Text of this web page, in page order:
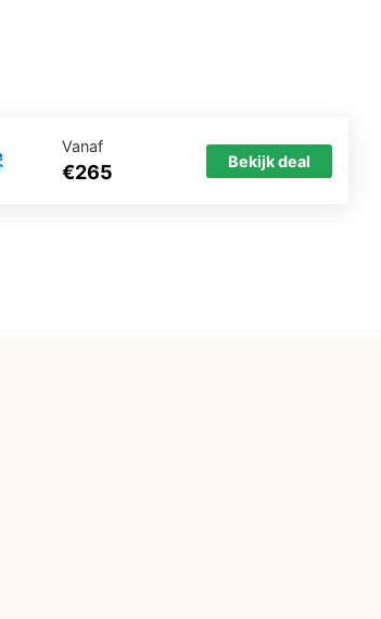
Vanaf
€265 Bekijk deal